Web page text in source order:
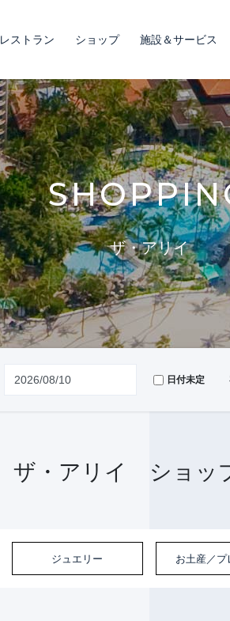
レストラン ショップ 施設＆サービス
ザ・アリイ
日付未定
ザ・アリイ ショッ
ジュエリー お土産／プ